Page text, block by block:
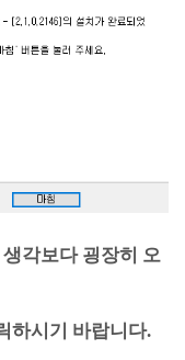
각보다 굉장히 오
하시기 바랍니다.